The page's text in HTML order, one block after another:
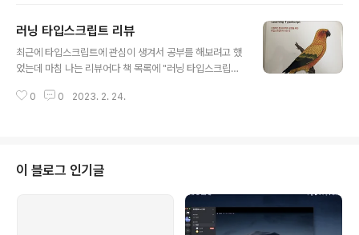
있는 기능만 알고 있다고 해서 해결될 문제는 아니다. 무엇
보다도 무언가를 만들어보면서 느낄수 있는 것들이 있기
때문이다. 이런 이유에서 이 책은 리액트를 공부한 사람들
는 좋은 참고서가 될 수 있다. (기본적인 지식은 반드시 알
러닝 타입스크립트 리뷰
최근에 타입스크립트에 관심이 생겨서 공부를 해보려고 했
었는데 마침 나는 리뷰어다 책 목록에 "러닝 타입스크립트"
이 들어가 있는것은 정말 오랜만에 본것 같다. 책은 생각보
어서 눈에 더 잘 들어왔다. 소스코드도 다 제공이 되긴 하지
만 간단한 코드들이니 직접 해보는것이 좋다. 저자가 책 서
문에 말한대로 이책은 한번 가볍게 1독을 한 후에 레퍼런스
처럼 활용하는게 가장 좋은 활용법인것 같다. 간단한 문법
과 설명들이지만 다 외울수 있는 양은 아니다. 보다보면 내
0 0 2023. 2. 24.
이 블로그 인기글